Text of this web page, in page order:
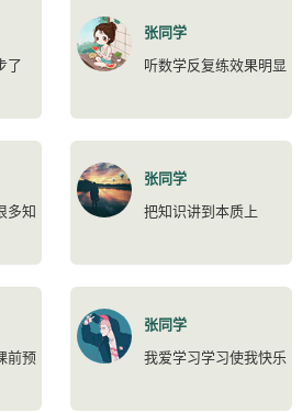
了
张同学
听数学反复练效果明显
多知
张同学
把知识讲到本质上
前预
张同学
我爱学习学习使我快乐